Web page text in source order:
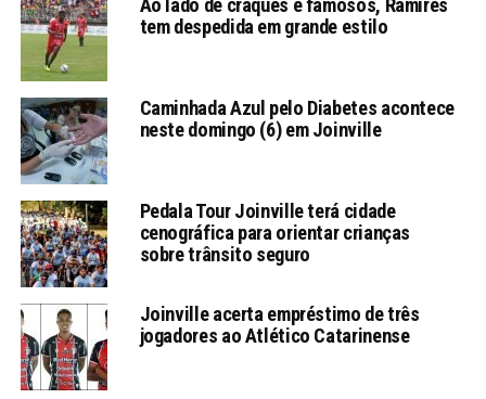
Ao lado de craques e famosos, Ramires
tem despedida em grande estilo
Caminhada Azul pelo Diabetes acontece
neste domingo (6) em Joinville
Pedala Tour Joinville terá cidade
cenográfica para orientar crianças
sobre trânsito seguro
Joinville acerta empréstimo de três
jogadores ao Atlético Catarinense